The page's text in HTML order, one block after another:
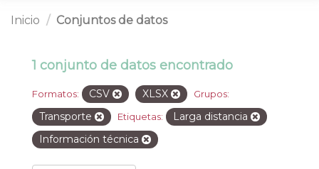
Inicio Conjuntos de datos
1 conjunto de datos encontrado
Formatos: CSV XLSX Grupos:
Transporte Etiquetas:
Larga distancia
Información técnica